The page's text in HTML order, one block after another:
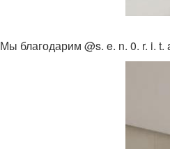
Мы благодарим @s. e. n. 0. r. i. t.